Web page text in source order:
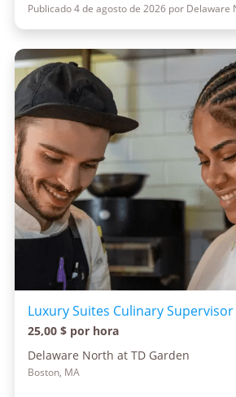
Publicado 4 de agosto de 2026 por Delaware
Luxury Suites Culinary Supervisor
25,00 $ por hora
Delaware North at TD Garden
Boston, MA